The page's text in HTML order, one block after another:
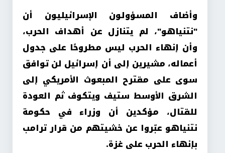
وأضاف المسؤولون الإسرائيليون أن
"نتنياهو"، لم يتنازل عن أهداف الحرب،
وأن إنهاء الحرب ليس مطروحًا على جدول
أعماله، مشيرين إلى أن إسرائيل لن توافق
سوى على مقترح المبعوث الأمريكي إلى
الشرق الأوسط ستيف ويتكوف ثم العودة
للقتال، مؤكدين أن وزراء في حكومة
نتنياهو عبّروا عن خشيتهم من قرار ترامب
بإنهاء الحرب على غزة.